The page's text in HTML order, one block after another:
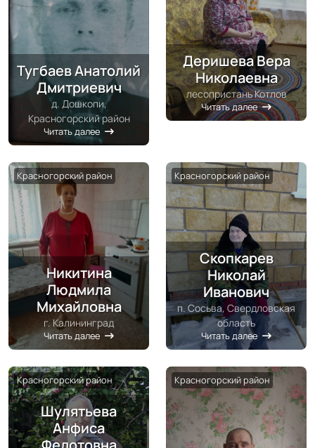
Тугбаев Анатолий
Дмитриевич
д. Дошкопи,
Красногорский район
Читать далее
Деришева Вера
Николаевна
лесопристань Котлов
Читать далее
Красногорский район
Никитина
Людмила
Михайловна
г. Калининград
Читать далее
Красногорский район
Скопкарев
Николай
Иванович
п. Сосьва, Свердловская
область
Читать далее
Красногорский район
Шулятьева
Анфиса
Красногорский район